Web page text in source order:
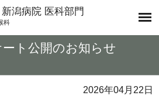
潟病院 医科部門
科
ト公開のお知らせ
2026年04月22日